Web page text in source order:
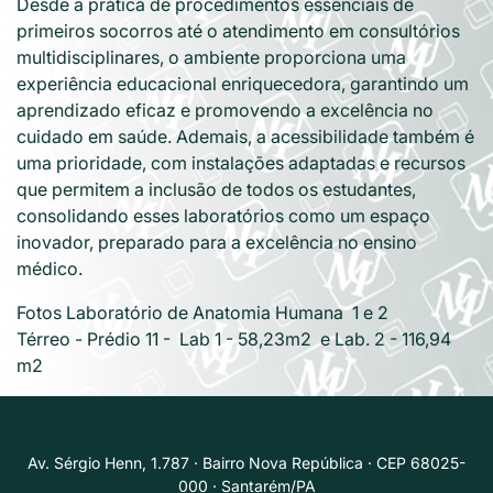
Desde a prática de procedimentos essenciais de
primeiros socorros até o atendimento em consultórios
multidisciplinares, o ambiente proporciona uma
experiência educacional enriquecedora, garantindo um
aprendizado eficaz e promovendo a excelência no
cuidado em saúde. Ademais, a acessibilidade também é
uma prioridade, com instalações adaptadas e recursos
que permitem a inclusão de todos os estudantes,
consolidando esses laboratórios como um espaço
inovador, preparado para a excelência no ensino
médico.
Fotos Laboratório de Anatomia Humana 1 e 2
Térreo - Prédio 11 - Lab 1 - 58,23m2 e Lab. 2 - 116,94
m2
Av. Sérgio Henn, 1.787 · Bairro Nova República · CEP 68025-
000 · Santarém/PA